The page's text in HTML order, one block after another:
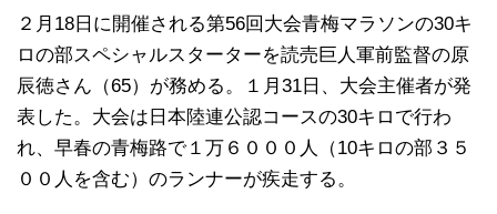
２月18日に開催される第56回大会青梅マラソンの30キ
ロの部スペシャルスターターを読売巨人軍前監督の原
辰徳さん（65）が務める。１月31日、大会主催者が発
表した。大会は日本陸連公認コースの30キロで行わ
れ、早春の青梅路で１万６０００人（10キロの部３５
００人を含む）のランナーが疾走する。